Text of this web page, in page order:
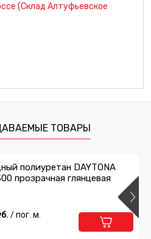
(Склад Алтуфьевское
ТОВАРЫ
полиуретан DAYTONA
прозрачная глянцевая
/ пог. м.